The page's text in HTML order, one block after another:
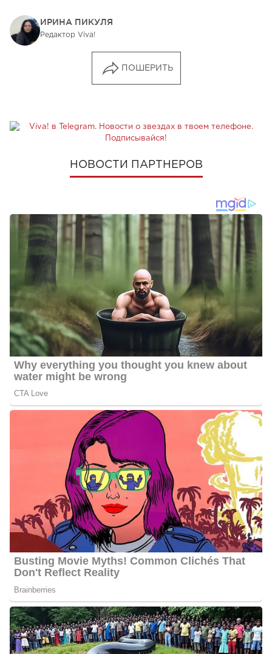
ИРИНА ПИКУЛЯ
Редактор Viva!
ПОШЕРИТЬ
НОВОСТИ ПАРТНЕРОВ